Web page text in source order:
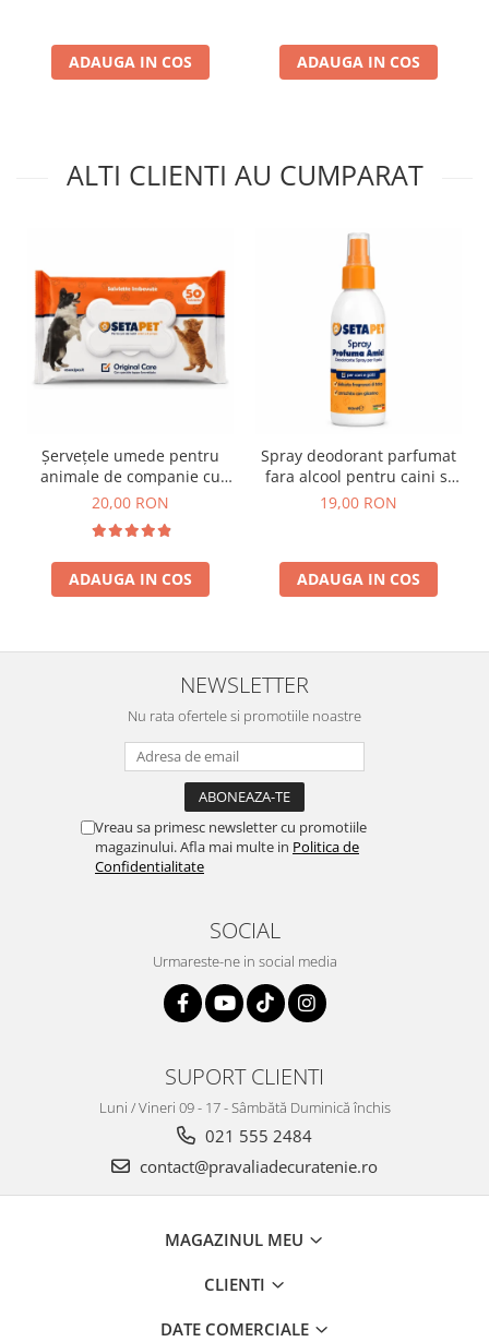
ADAUGA IN COS ADAUGA IN COS
ALTI CLIENTI AU CUMPARAT
Șervețele umede pentru
animale de companie cu
capac pop-up SetaPet – 50
20,00 RON
ADAUGA IN COS
Spray deodorant parfumat
fara alcool pentru caini si
pisici Setablu 100 ml
19,00 RON
ADAUGA IN COS
NEWSLETTER
Nu rata ofertele si promotiile noastre
Vreau sa primesc newsletter cu promotiile
magazinului. Afla mai multe in Politica de
Confidentialitate
SOCIAL
Urmareste-ne in social media
SUPORT CLIENTI
Luni / Vineri 09 - 17 - Sâmbătă Duminică închis
021 555 2484
contact@pravaliadecuratenie.ro
MAGAZINUL MEU
CLIENTI
DATE COMERCIALE